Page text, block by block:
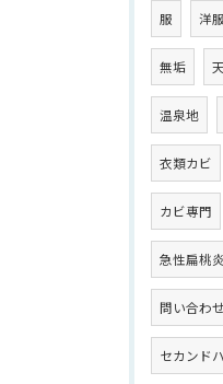
服 洋服
無垢
温泉地
衣類カビ
カビ専門
急性扁桃炎
問い合わせ
セカンド